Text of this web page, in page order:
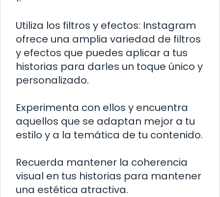
Utiliza los filtros y efectos: Instagram
ofrece una amplia variedad de filtros
y efectos que puedes aplicar a tus
historias para darles un toque único y
personalizado.
Experimenta con ellos y encuentra
aquellos que se adaptan mejor a tu
estilo y a la temática de tu contenido.
Recuerda mantener la coherencia
visual en tus historias para mantener
una estética atractiva.